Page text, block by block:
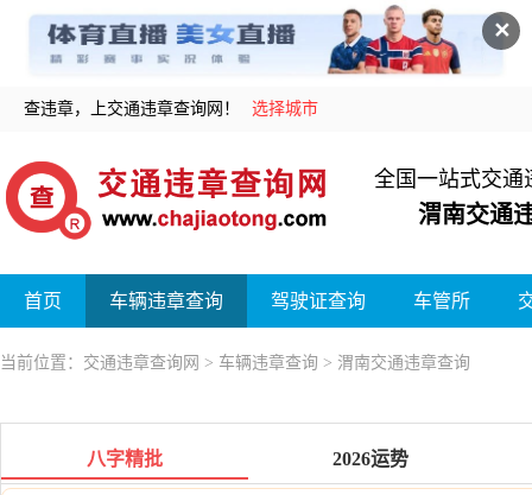
✕
查违章，上交通违章查询网！ 选择城市
全国一站式交通
渭南交通
首页 车辆违章查询 驾驶证查询 车管所
当前位置： 交通违章查询网 > 车辆违章查询 > 渭南交通违章查询
八字精批 2026运势